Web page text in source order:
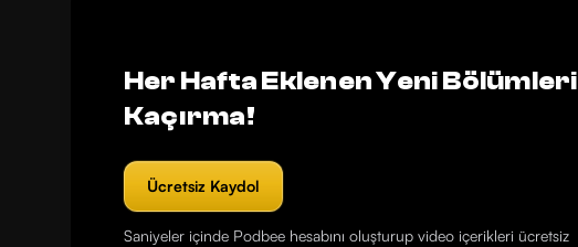
Her Hafta Eklenen Yeni Bölümleri
Kaçırma!
Ücretsiz Kaydol
Saniyeler içinde Podbee hesabını oluşturup video içerikleri ücretsiz